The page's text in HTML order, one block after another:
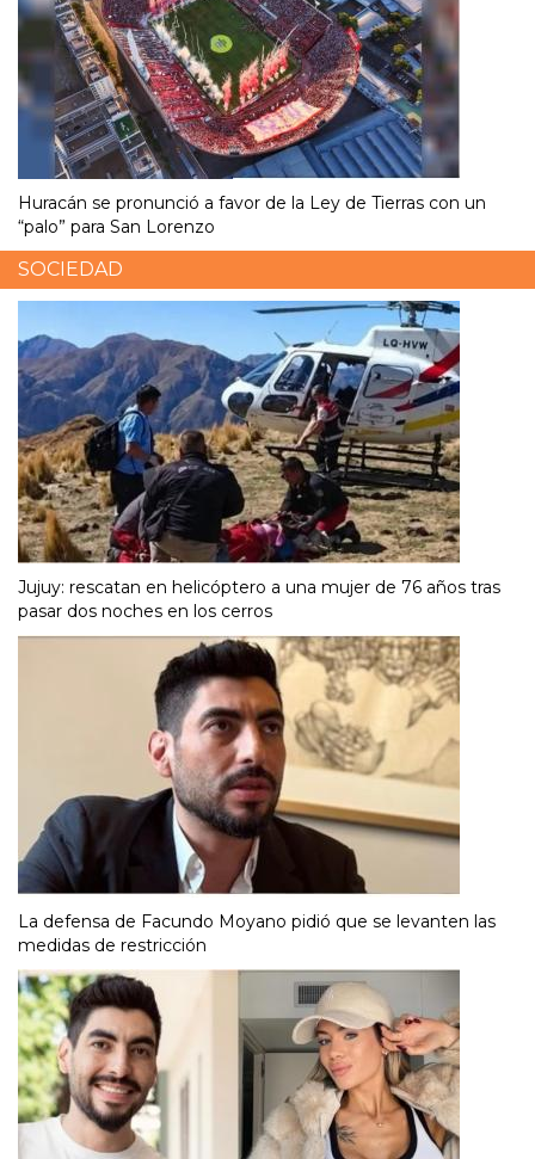
Huracán se pronunció a favor de la Ley de Tierras con un
“palo” para San Lorenzo
SOCIEDAD
Jujuy: rescatan en helicóptero a una mujer de 76 años tras
pasar dos noches en los cerros
La defensa de Facundo Moyano pidió que se levanten las
medidas de restricción